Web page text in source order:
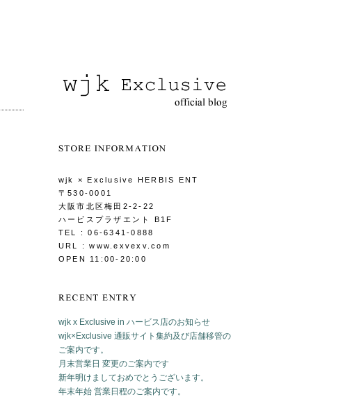
wjk × Exclusive HERBIS ENT
〒530-0001
大阪市北区梅田2-2-22
ハービスプラザエント B1F
TEL : 06-6341-0888
URL : www.exvexv.com
OPEN 11:00-20:00
wjk x Exclusive in ハービス店のお知らせ
wjk×Exclusive 通販サイト集約及び店舗移管の
ご案内です。
月末営業日 変更のご案内です
新年明けましておめでとうございます。
年末年始 営業日程のご案内です。